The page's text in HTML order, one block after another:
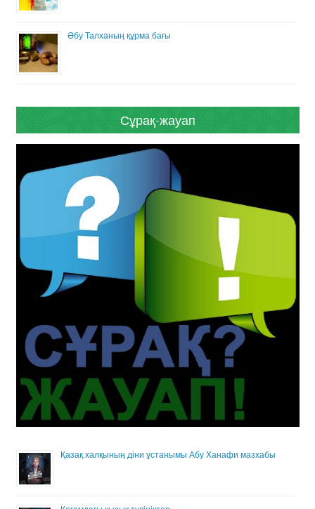
Әбу Талханың құрма бағы
Сұрақ-жауап
Қазақ халқының діни ұстанымы Абу Ханафи мазхабы